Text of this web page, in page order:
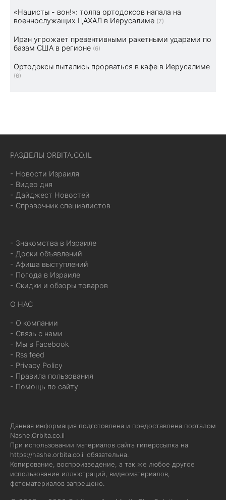
«Нацисты - вон!»: толпа ортодоксов напала на
военнослужащих ЦАХАЛ в Иерусалиме (7)
Иран угрожает превентивными ракетными ударами по
базам США в регионе (6)
Ортодоксы пытались прорваться в кафе в Иерусалиме
(6)
РАЗДЕЛЫ ORBITA.CO.IL
- Новости Израиля
- Видео дня
- Дайджест Новостей
- Справочник специалистов
- Знакомства в Израиле
- Доски объявлений
- Афиша выступлений
- Погода в Израиле
- Скидки и обзоры товаров
О НАС
- О компании
- Связь с нами
- Мы в Facebook
- Rss feed
- Privacy Policy
- Правила пользования
- Помощь по сайту
Данная информация подготовлена и предоставлена порталом
Nashe.Orbita.co.il
При использовании материалов сайта гиперссылка на
https://nashe.orbita.co.il обязательна.
Копирование, воспроизведение, а так же любое другое
использование иллюстраций, видеоматериалов,
фотоматериалов запрещено.